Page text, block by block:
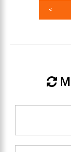
<